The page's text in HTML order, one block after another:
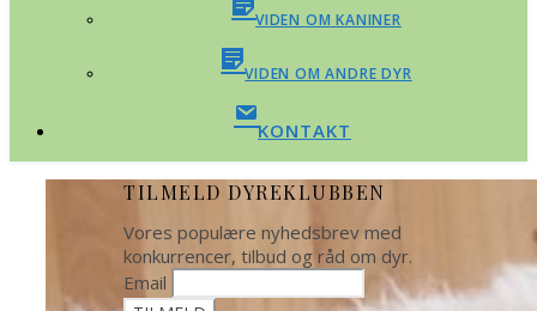
VIDEN OM KANINER
VIDEN OM ANDRE DYR
KONTAKT
TILMELD DYREKLUBBEN
Vores populære nyhedsbrev med
konkurrencer, tilbud og råd om dyr.
Email